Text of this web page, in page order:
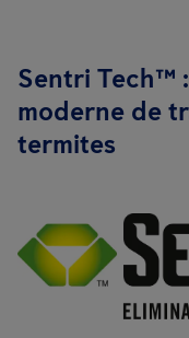
Sentri Tech™
moderne de
termites